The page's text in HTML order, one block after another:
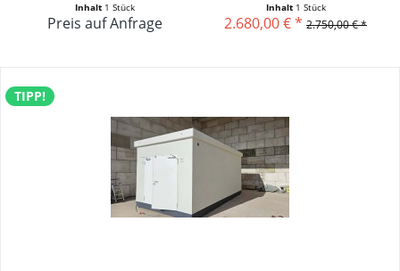
Inhalt 1 Stück
Preis auf Anfrage
Inhalt 1 Stück
2.680,00 € * 2.750,00 € *
TIPP!